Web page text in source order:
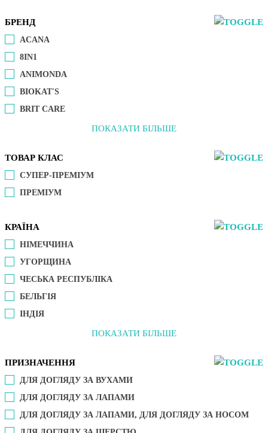
БРЕНД
ACANA
8IN1
ANIMONDA
BIOKAT'S
BRIT CARE
ПОКАЗАТИ БІЛЬШЕ
ТОВАР КЛАС
СУПЕР-ПРЕМІУМ
ПРЕМІУМ
КРАЇНА
НІМЕЧЧИНА
УГОРЩИНА
ЧЕСЬКА РЕСПУБЛІКА
БЕЛЬГІЯ
ІНДІЯ
ПОКАЗАТИ БІЛЬШЕ
ПРИЗНАЧЕННЯ
ДЛЯ ДОГЛЯДУ ЗА ВУХАМИ
ДЛЯ ДОГЛЯДУ ЗА ЛАПАМИ
ДЛЯ ДОГЛЯДУ ЗА ЛАПАМИ, ДЛЯ ДОГЛЯДУ ЗА НОСОМ